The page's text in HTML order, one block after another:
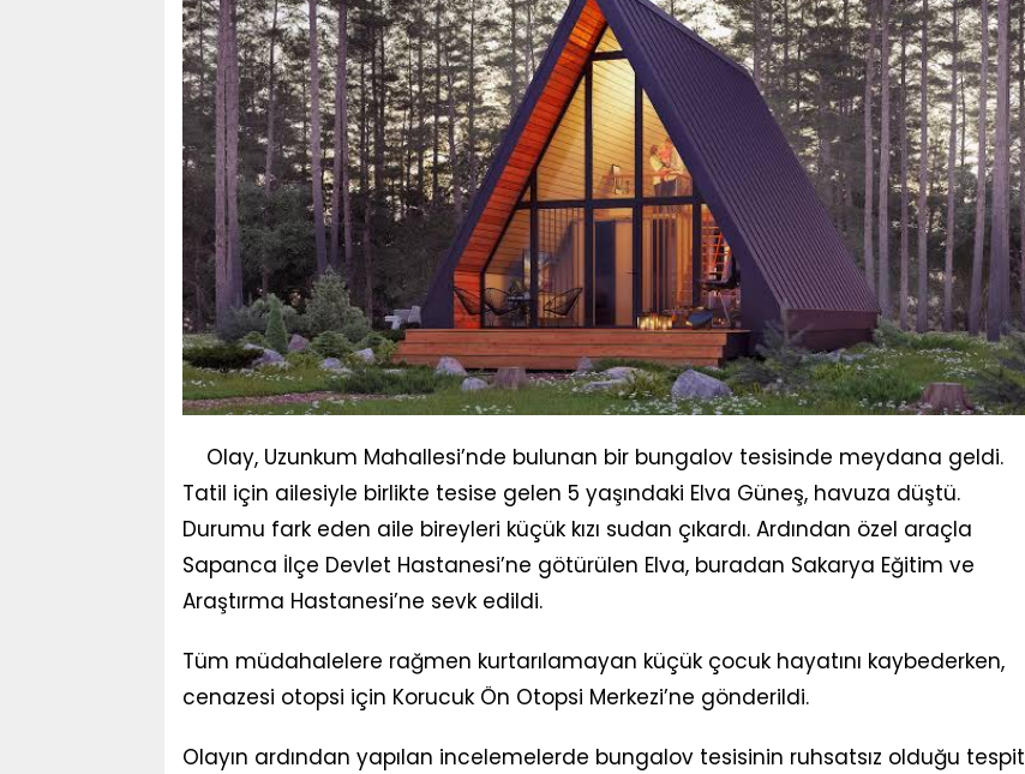
Olay, Uzunkum Mahallesi’nde bulunan bir bungalov tesisinde meydana geldi.
Tatil için ailesiyle birlikte tesise gelen 5 yaşındaki Elva Güneş, havuza düştü.
Durumu fark eden aile bireyleri küçük kızı sudan çıkardı. Ardından özel araçla
Sapanca İlçe Devlet Hastanesi’ne götürülen Elva, buradan Sakarya Eğitim ve
Araştırma Hastanesi’ne sevk edildi.
Tüm müdahalelere rağmen kurtarılamayan küçük çocuk hayatını kaybederken,
cenazesi otopsi için Korucuk Ön Otopsi Merkezi’ne gönderildi.
Olayın ardından yapılan incelemelerde bungalov tesisinin ruhsatsız olduğu tespit